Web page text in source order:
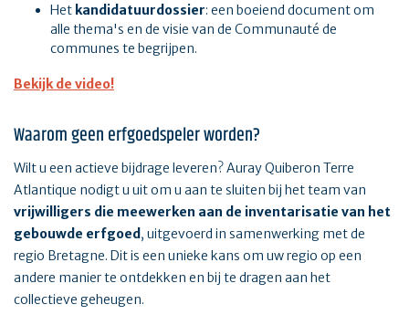
Het kandidatuurdossier: een boeiend document om
alle thema's en de visie van de Communauté de
communes te begrijpen.
Bekijk de video!
Waarom geen erfgoedspeler worden?
Wilt u een actieve bijdrage leveren? Auray Quiberon Terre
Atlantique nodigt u uit om u aan te sluiten bij het team van
vrijwilligers die meewerken aan de inventarisatie van het
gebouwde erfgoed , uitgevoerd in samenwerking met de
regio Bretagne. Dit is een unieke kans om uw regio op een
andere manier te ontdekken en bij te dragen aan het
collectieve geheugen.